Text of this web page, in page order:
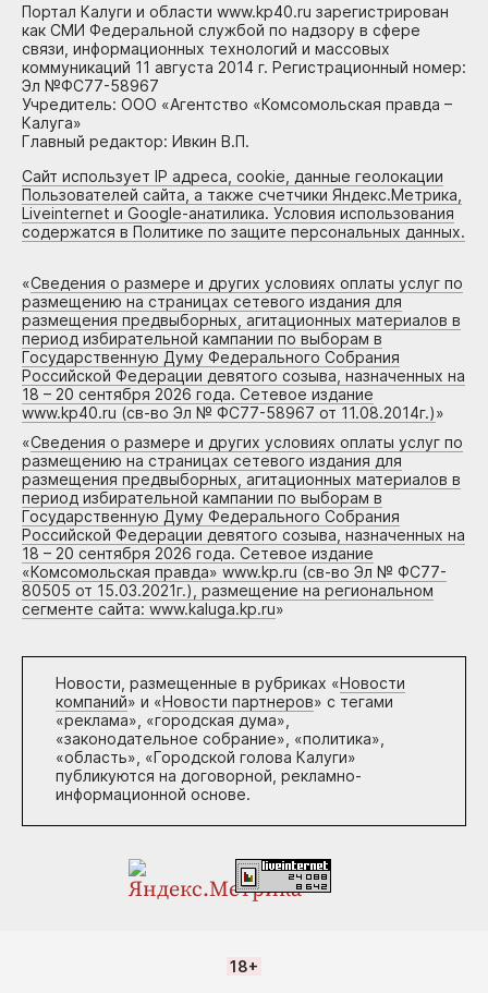
Портал Калуги и области www.kp40.ru зарегистрирован
как СМИ Федеральной службой по надзору в сфере
связи, информационных технологий и массовых
коммуникаций 11 августа 2014 г. Регистрационный номер:
Эл №ФС77-58967
Учредитель: ООО «Агентство «Комсомольская правда –
Калуга»
Главный редактор: Ивкин В.П.
Сайт использует IP адреса, cookie, данные геолокации
Пользователей сайта, а также счетчики Яндекс.Метрика,
Liveinternet и Google-анатилика. Условия использования
содержатся в Политике по защите персональных данных.
«Сведения о размере и других условиях оплаты услуг по
размещению на страницах сетевого издания для
размещения предвыборных, агитационных материалов в
период избирательной кампании по выборам в
Государственную Думу Федерального Собрания
Российской Федерации девятого созыва, назначенных на
18 – 20 сентября 2026 года. Сетевое издание
www.kp40.ru (св-во Эл № ФС77-58967 от 11.08.2014г.)»
«Сведения о размере и других условиях оплаты услуг по
размещению на страницах сетевого издания для
размещения предвыборных, агитационных материалов в
период избирательной кампании по выборам в
Государственную Думу Федерального Собрания
Российской Федерации девятого созыва, назначенных на
18 – 20 сентября 2026 года. Сетевое издание
«Комсомольская правда» www.kp.ru (св-во Эл № ФС77-
80505 от 15.03.2021г.), размещение на региональном
сегменте сайта: www.kaluga.kp.ru»
Новости, размещенные в рубриках «Новости
компаний» и «Новости партнеров» с тегами
«реклама», «городская дума»,
«законодательное собрание», «политика»,
«область», «Городской голова Калуги»
публикуются на договорной, рекламно-
информационной основе.
18+